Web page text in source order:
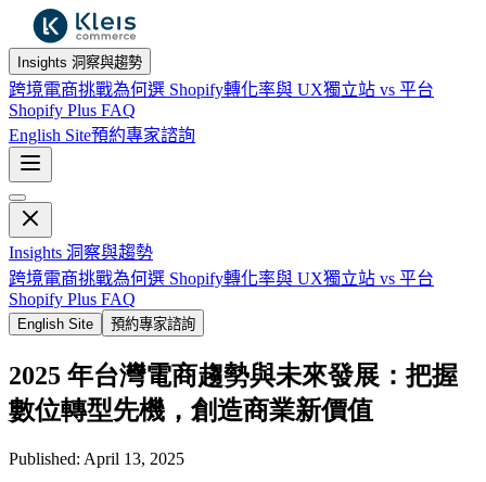
Insights 洞察與趨勢
跨境電商挑戰為何選 Shopify轉化率與 UX獨立站 vs 平台
Shopify Plus FAQ
English Site預約專家諮詢
Insights 洞察與趨勢
跨境電商挑戰為何選 Shopify轉化率與 UX獨立站 vs 平台
Shopify Plus FAQ
English Site 預約專家諮詢
2025 年台灣電商趨勢與未來發展：把握
數位轉型先機，創造商業新價值
Published: April 13, 2025